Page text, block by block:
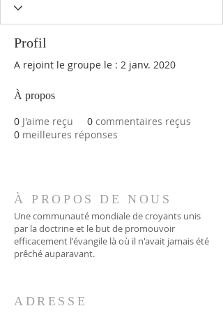
Profil
A rejoint le groupe le : 2 janv. 2020
À propos
0 J'aime reçu 0 commentaires reçus
0 meilleures réponses
À PROPOS DE NOUS
Une communauté mondiale de croyants unis
par la doctrine et le but de promouvoir
efficacement l'évangile là où il n'avait jamais été
prêché auparavant.
ADRESSE